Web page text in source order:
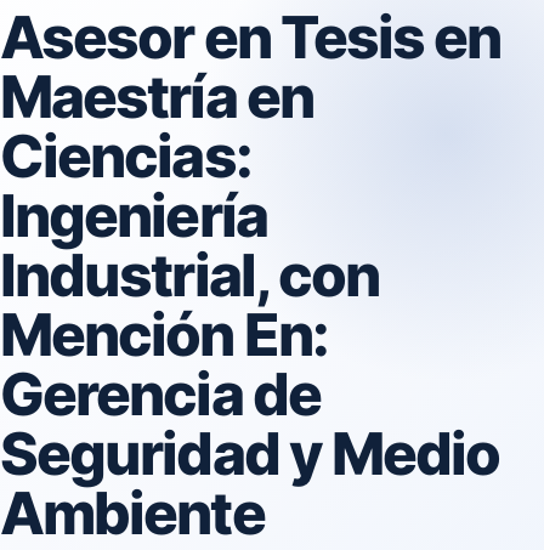
Asesor en Tesis en
Maestría en
Ciencias:
Ingeniería
Industrial, con
Mención En:
Gerencia de
Seguridad y Medio
Ambiente